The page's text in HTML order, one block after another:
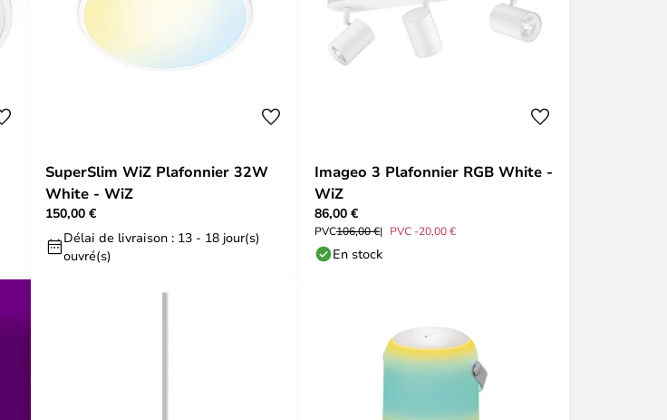
SuperSlim WiZ Plafonnier 32W
White - WiZ
150,00 €
Délai de livraison : 13 - 18 jour(s)
ouvré(s)
Imageo 3 Plafonnier RGB White -
WiZ
86,00 €
PVC106,00 € PVC -20,00 €
En stock